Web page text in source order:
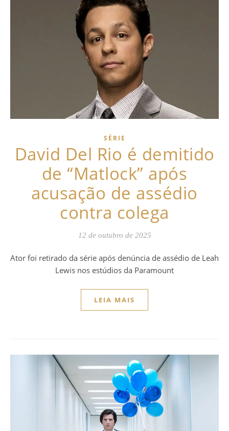
SÉRIE
David Del Rio é demitido
de “Matlock” após
acusação de assédio
contra colega
12 de outubro de 2025
Ator foi retirado da série após denúncia de assédio de Leah
Lewis nos estúdios da Paramount
LEIA MAIS